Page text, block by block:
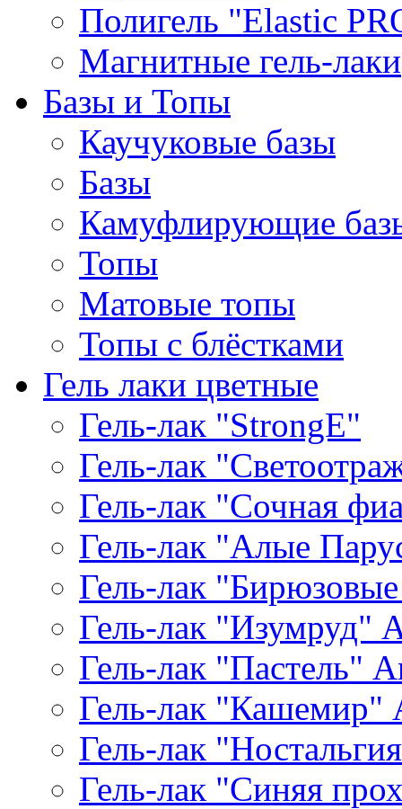
Полигель "Elastic
Магнитные гель-лаки
Базы и Топы
Каучуковые базы
Базы
Камуфлирующие
Топы
Матовые топы
Топы с блёстками
Гель лаки цветные
Гель-лак "StrongE"
Гель-лак
Гель-лак "Сочная
Гель-лак "Алые
Гель-лак
Гель-лак "Изумруд"
Гель-лак "Пастель"
Гель-лак "Кашемир"
Гель-лак
Гель-лак "Синяя